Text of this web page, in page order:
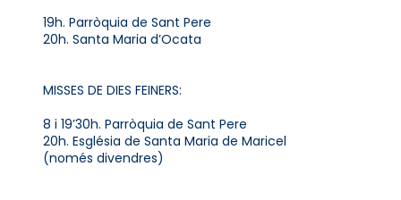
19h. Parròquia de Sant Pere
20h. Santa Maria d’Ocata
MISSES DE DIES FEINERS:
8 i 19’30h. Parròquia de Sant Pere
20h. Església de Santa Maria de Maricel
(només divendres)